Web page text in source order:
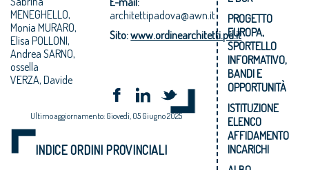
MENEGHELLO,
Monia MURARO,
Elisa POLLONI,
Andrea SARNO,
ossella
VERZA, Davide
architettipadova@awn.it
Sito:www.ordinearchitetti.pd.it
Ultimo aggiornamento: Giovedì, 05 Giugno 2025
INDICE ORDINI PROVINCIALI
PROGETTO
EUROPA,
SPORTELLO
INFORMATIVO,
BANDI E
OPPORTUNITÀ
ISTITUZIONE
ELENCO
AFFIDAMENTO
INCARICHI